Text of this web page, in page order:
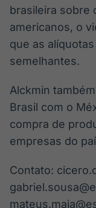
brasileira sobre
americanos, o
que as
semelhantes.
Alckmin
Brasil com o
compra de
empresas do
Contato: